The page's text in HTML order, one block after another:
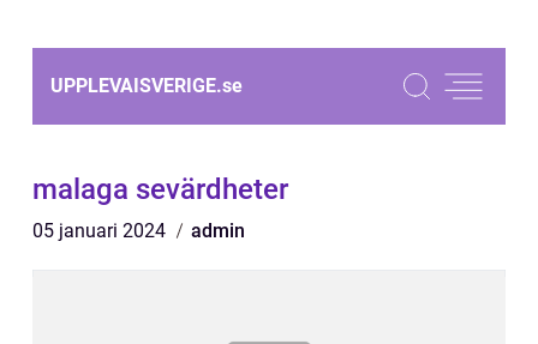
UPPLEVAISVERIGE.se
malaga sevärdheter
05 januari 2024 admin